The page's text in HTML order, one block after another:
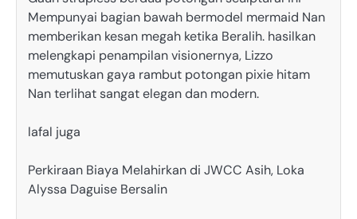
Mempunyai bagian bawah bermodel mermaid Nan
memberikan kesan megah ketika Beralih. hasilkan
melengkapi penampilan visionernya, Lizzo
memutuskan gaya rambut potongan pixie hitam
Nan terlihat sangat elegan dan modern.
lafal juga
Perkiraan Biaya Melahirkan di JWCC Asih, Loka
Alyssa Daguise Bersalin